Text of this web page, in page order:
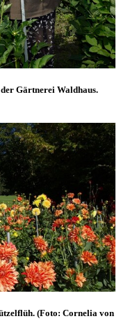
Gärtnerei Waldhaus.
(Foto: Cornelia von